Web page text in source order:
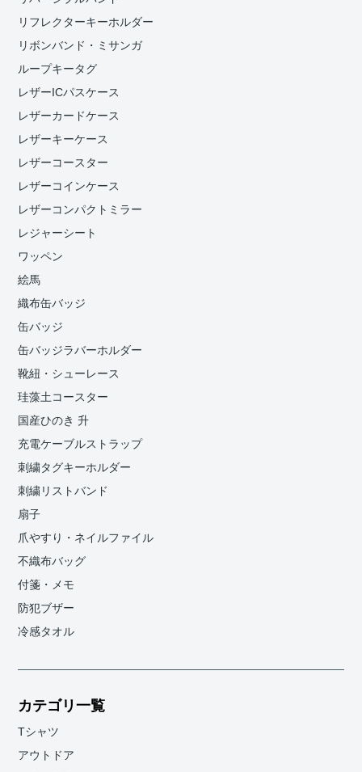
リフレクターキーホルダー
リボンバンド・ミサンガ
ループキータグ
レザーICパスケース
レザーカードケース
レザーキーケース
レザーコースター
レザーコインケース
レザーコンパクトミラー
レジャーシート
ワッペン
絵馬
織布缶バッジ
缶バッジ
缶バッジラバーホルダー
靴紐・シューレース
珪藻土コースター
国産ひのき 升
充電ケーブルストラップ
刺繍タグキーホルダー
刺繍リストバンド
扇子
爪やすり・ネイルファイル
不織布バッグ
付箋・メモ
防犯ブザー
冷感タオル
カテゴリ一覧
Tシャツ
アウトドア